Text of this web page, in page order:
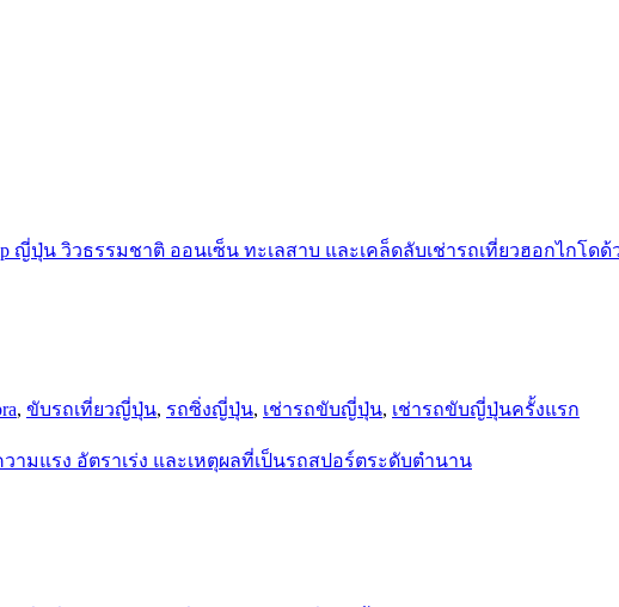
, ขับรถเที่ยวญี่ปุ่น, รถซิ่งญี่ปุ่น, เช่ารถขับญี่ปุ่น, เช่ารถขับญี่ปุ่นครั้งแรก